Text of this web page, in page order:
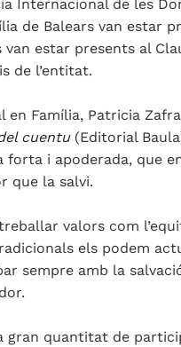
Internacional de les
de Balears van estar
estar presents al
de l’entitat.
en Família, Patricia
cuentu(Editorial
i apoderada, que
que la salvi.
valors com
els podem
sempre amb la
gran quantitat de